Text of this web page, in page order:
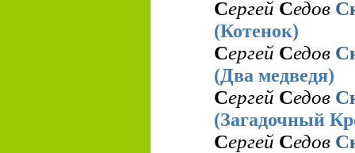
Сергей Седов
(Котенок)
Сергей Седов
(Два медведя)
Сергей Седов
(Загадочный
Сергей Седов